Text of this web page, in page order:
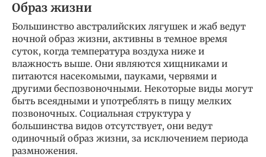
Образ жизни
Большинство австралийских лягушек и жаб ведут
ночной образ жизни, активны в темное время
суток, когда температура воздуха ниже и
влажность выше. Они являются хищниками и
питаются насекомыми, пауками, червями и
другими беспозвоночными. Некоторые виды могут
быть всеядными и употреблять в пищу мелких
позвоночных. Социальная структура у
большинства видов отсутствует, они ведут
одиночный образ жизни, за исключением периода
размножения.